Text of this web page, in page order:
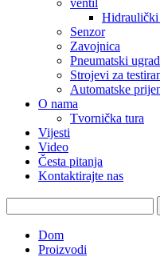
ventil
Hidraulički
Senzor
Zavojnica
Pneumatski
Strojevi za
Automatske
O nama
Tvornička tura
Vijesti
Video
Česta pitanja
Kontaktirajte nas
Dom
Proizvodi